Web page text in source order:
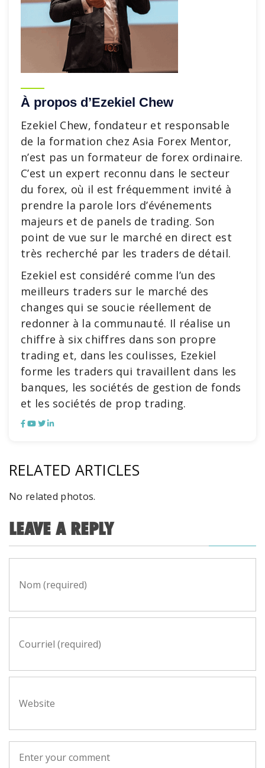
À propos d’Ezekiel Chew
Ezekiel Chew, fondateur et responsable
de la formation chez Asia Forex Mentor,
n’est pas un formateur de forex ordinaire.
C’est un expert reconnu dans le secteur
du forex, où il est fréquemment invité à
prendre la parole lors d’événements
majeurs et de panels de trading. Son
point de vue sur le marché en direct est
très recherché par les traders de détail.
Ezekiel est considéré comme l’un des
meilleurs traders sur le marché des
changes qui se soucie réellement de
redonner à la communauté. Il réalise un
chiffre à six chiffres dans son propre
trading et, dans les coulisses, Ezekiel
forme les traders qui travaillent dans les
banques, les sociétés de gestion de fonds
et les sociétés de prop trading.
RELATED ARTICLES
No related photos.
LEAVE A REPLY